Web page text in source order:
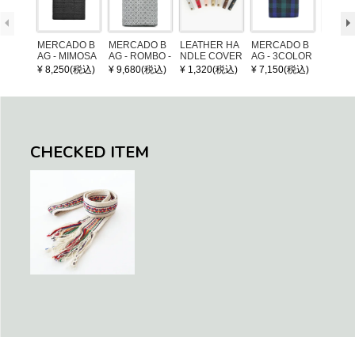
MERCADO B
AG - MIMOSA
- Black (SHOR
T S)
¥ 8,250(税込)
MERCADO B
AG - ROMBO -
LONG HANDL
E - Silver / Whi
¥ 9,680(税込)
LEATHER HA
NDLE COVER
¥ 1,320(税込)
MERCADO B
AG - 3COLOR
S CHECK - Bl
ack / Dark Gre
¥ 7,150(税込)
CHECKED ITEM